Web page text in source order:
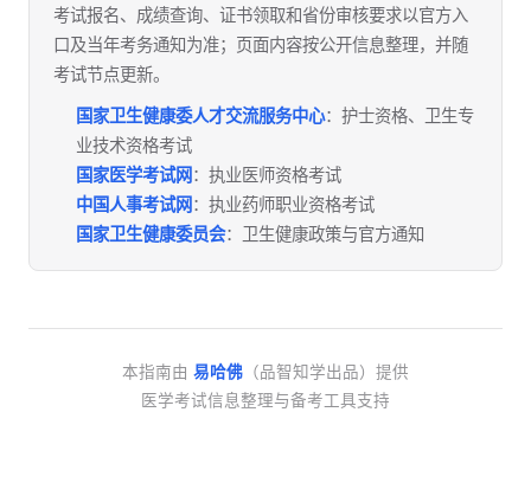
考试报名、成绩查询、证书领取和省份审核要求以官方入
口及当年考务通知为准；页面内容按公开信息整理，并随
考试节点更新。
国家卫生健康委人才交流服务中心：护士资格、卫生专
业技术资格考试
国家医学考试网 ：执业医师资格考试
中国人事考试网 ：执业药师职业资格考试
国家卫生健康委员会：卫生健康政策与官方通知
本指南由 易哈佛 （品智知学出品）提供
医学考试信息整理与备考工具支持